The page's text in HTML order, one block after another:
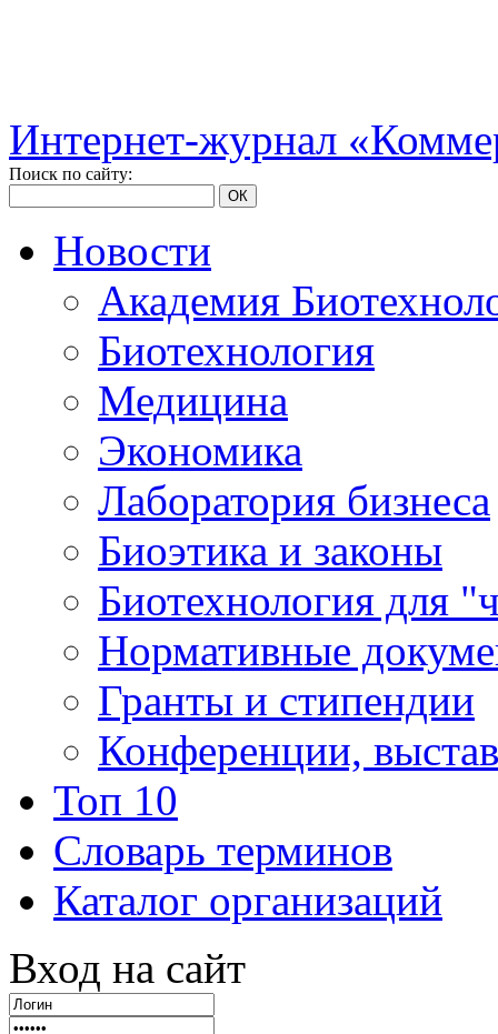
Интернет-журнал
Поиск по сайту:
ОК
Новости
Академия
Биотехнология
Медицина
Экономика
Лаборатория бизнеса
Биоэтика и законы
Биотехнология для
Нормативные
Гранты и стипендии
Конференции,
Топ 10
Словарь терминов
Каталог организаций
Вход на сайт